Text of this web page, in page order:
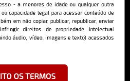
- a menores de idade ou qualquer outra
capacidade legal para acessar conteúdo de
em não copiar, publicar, republicar, enviar
direitos de propriedade intelectual
áudio, vídeo, imagens e texto) acessados
OS TERMOS
mais
e receba a mais
da internet